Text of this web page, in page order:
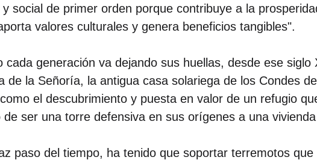
social de primer orden porque contribuye a la
valores culturales y genera beneficios tangibles".
generación va dejando sus huellas, desde ese siglo
de la Señoría, la antigua casa solariega de los Condes
el descubrimiento y puesta en valor de un refugio
ser una torre defensiva en sus orígenes a una
paso del tiempo, ha tenido que soportar terremotos